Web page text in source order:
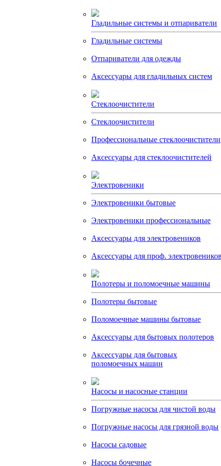
Гладильные системы и отпариватели
Гладильные системы
Отпариватели для одежды
Аксессуары для гладильных систем
Стеклоочистители
Стеклоочистители
Профессиональные стеклоочистители
Аксессуары для стеклоочистителей
Электровеники
Электровеники бытовые
Электровеники профессиональные
Аксессуары для электровеников
Аксессуары для проф.
Полотеры и поломоечные машины
Полотеры бытовые
Поломоечные машины бытовые
Аксессуары для бытовых полотеров
Аксессуары для бытовых
поломоечных машин
Насосы и насосные станции
Погружные насосы для чистой воды
Погружные насосы для грязной воды
Насосы садовые
Насосы бочечные